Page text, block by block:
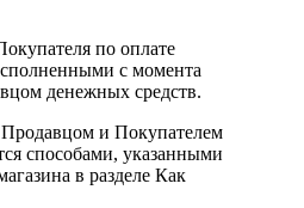
по оплате
с момента
денежных средств.
и Покупателем
способами, указанными
в разделе Как